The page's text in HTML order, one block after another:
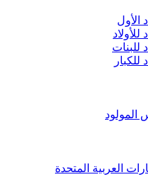
الأول
للبنات
العربية المتحدة